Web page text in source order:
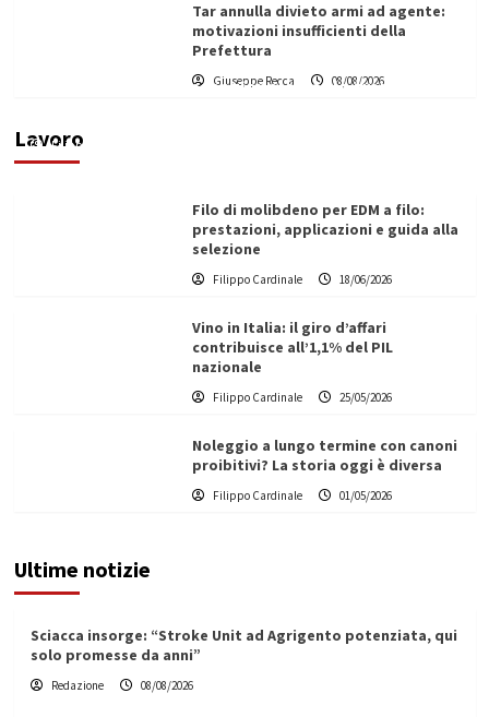
Tar annulla divieto armi ad agente:
motivazioni insufficienti della
Prefettura
Giuseppe Recca 08/08/2026
Lavoro
L’ingegnere saccense Buscarnera partner chiave
di un progetto transnazionale per la transizione
Filippo Cardinale
Filo di molibdeno per EDM a filo:
prestazioni, applicazioni e guida alla
selezione
Filippo Cardinale 18/06/2026
Vino in Italia: il giro d’affari
contribuisce all’1,1% del PIL
nazionale
Filippo Cardinale 25/05/2026
Noleggio a lungo termine con canoni
proibitivi? La storia oggi è diversa
Filippo Cardinale 01/05/2026
Ultime notizie
Sciacca insorge: “Stroke Unit ad Agrigento potenziata, qui
solo promesse da anni”
Redazione 08/08/2026